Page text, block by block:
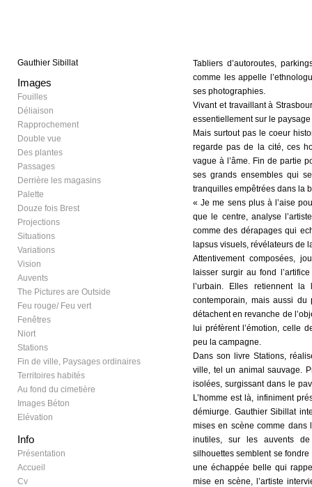
Gauthier Sibillat
Images
Fouilles
Déliaison
Rapprochement
Double vue
Des plantes
Passages
Derrière les magasins
Palette
Douze fois Brest
Projections
Situations
Variations
Vision
Auvents
The Pictures are Outside
Feu rouge/ Feu vert
Fenêtres
Niort
Stations
Fin de ville, Paysages ordinaires
Territoires habités
Au fond du cimetière
Images Béton
Elévation
Info
Présentation
Accueil
Cv
Tabliers d’autoroutes,
comme les appelle
ses photographies.
Vivant et travaillant à
essentiellement sur le
Mais surtout pas le coeur
regarde pas de la cité, ces
vague à l’âme. Fin de partie
ses grands ensembles qui
tranquilles empêtrées dans la
« Je me sens plus à l’aise
que le centre, analyse
comme des dérapages qui
lapsus visuels, révélateurs de
Attentivement composées,
laisser surgir au fond
l’urbain. Elles retiennent
contemporain, mais aussi
détachent en revanche de
lui préfèrent l’émotion, celle
peu la campagne.
Dans son livre Stations,
ville, tel un animal sauvage.
isolées, surgissant dans le
L’homme est là, infiniment
démiurge. Gauthier Sibillat
mises en scène comme dans
inutiles, sur les auvents de
silhouettes semblent se
une échappée belle qui
mise en scène, l’artiste